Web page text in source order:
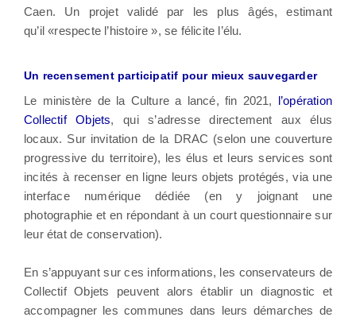
Caen. Un projet validé par les plus âgés, estimant
qu’il «respecte l’histoire », se félicite l’élu.
Un recensement participatif pour mieux sauvegarder
Le ministère de la Culture a lancé, fin 2021, l’opération
Collectif Objets, qui s’adresse directement aux élus
locaux. Sur invitation de la DRAC (selon une couverture
progressive du territoire), les élus et leurs services sont
incités à recenser en ligne leurs objets protégés, via une
interface numérique dédiée (en y joignant une
photographie et en répondant à un court questionnaire sur
leur état de conservation).
En s’appuyant sur ces informations, les conservateurs de
Collectif Objets peuvent alors établir un diagnostic et
accompagner les communes dans leurs démarches de